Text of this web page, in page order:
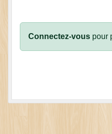
Connectez-vous pour